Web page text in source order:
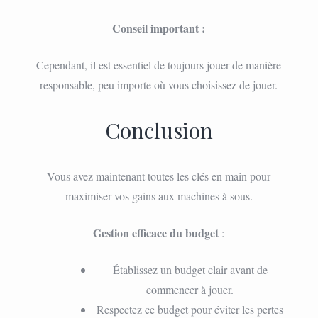
Conseil important :
Cependant, il est essentiel de toujours jouer de manière
responsable, peu importe où vous choisissez de jouer.
Conclusion
Vous avez maintenant toutes les clés en main pour
maximiser vos gains aux machines à sous.
Gestion efficace du budget :
Établissez un budget clair avant de
commencer à jouer.
Respectez ce budget pour éviter les pertes